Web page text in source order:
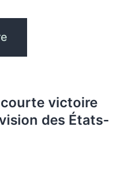
victoire
des États-